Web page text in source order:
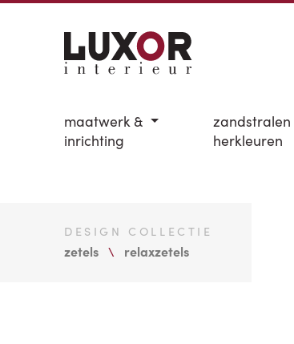
maatwerk &
inrichting
zandstralen
herkleuren
DESIGN COLLECTIE
zetels relaxzetels